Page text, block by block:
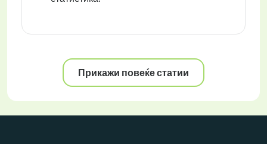
Прикажи повеќе статии